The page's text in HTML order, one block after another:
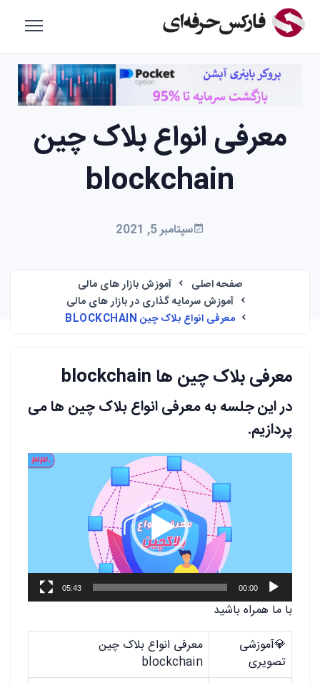
معرفی انواع بلاک چین
blockchain
سپتامبر 5, 2021
صفحه اصلی
آموزش بازار های مالی
آموزش سرمایه گذاری در بازار های مالی
معرفی انواع بلاک چین BLOCKCHAIN
معرفی بلاک چین ها blockchain
در این جلسه به معرفی انواع بلاک چین ها می
پردازیم.
00:00
05:43
با ما همراه باشید
💎آموزشی
تصویری
معرفی انواع بلاک چین
blockchain